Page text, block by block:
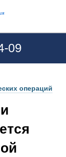
09
операций